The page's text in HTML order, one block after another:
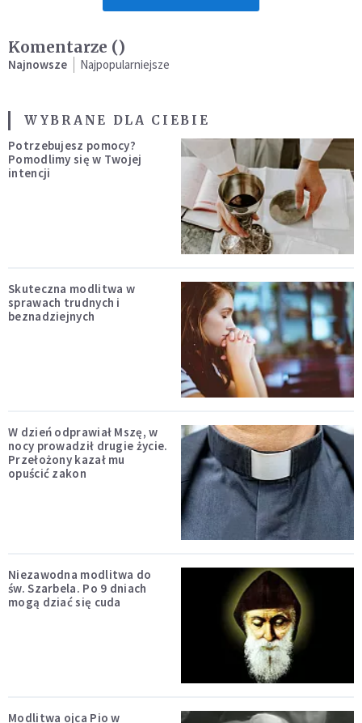
Komentarze ()
Najnowsze Najpopularniejsze
WYBRANE DLA CIEBIE
Potrzebujesz pomocy?
Pomodlimy się w Twojej
intencji
Skuteczna modlitwa w
sprawach trudnych i
beznadziejnych
W dzień odprawiał Mszę, w
nocy prowadził drugie życie.
Przełożony kazał mu
opuścić zakon
Niezawodna modlitwa do
św. Szarbela. Po 9 dniach
mogą dziać się cuda
Modlitwa ojca Pio w